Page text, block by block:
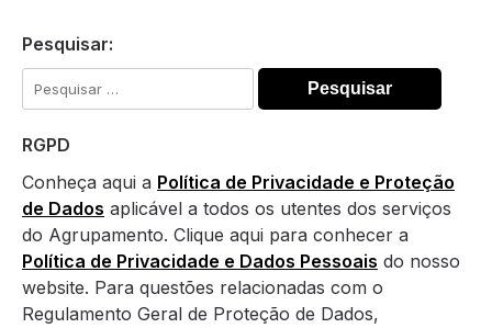
Pesquisar:
Pesquisar
por:
RGPD
Conheça aqui a Política de Privacidade e Proteção
de Dados aplicável a todos os utentes dos serviços
do Agrupamento. Clique aqui para conhecer a
Política de Privacidade e Dados Pessoais do nosso
website. Para questões relacionadas com o
Regulamento Geral de Proteção de Dados,